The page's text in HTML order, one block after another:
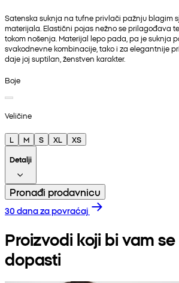
Satenska suknja na tufne privlači pažnju blagim
materijala. Elastični pojas nežno se prilagođava
tokom nošenja. Materijal lepo pada, pa je suknja
svakodnevne kombinacije, tako i za elegantnije
daje joj suptilan, ženstven karakter.
Boje
Veličine
L M S XL
XS
Detalji
Pronađi prodavnicu
30 dana za povraćaj
Proizvodi koji bi vam
dopasti